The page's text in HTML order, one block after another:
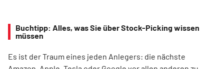
Buchtipp: Alles, was Sie über Stock-Picking wissen
müssen
Es ist der Traum eines jeden Anlegers: die nächste